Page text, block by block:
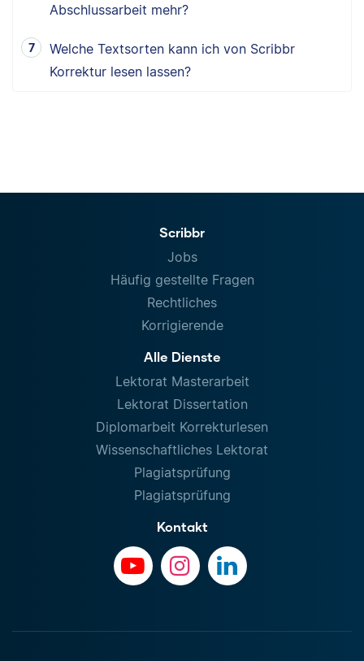
Abschlussarbeit mehr?
Welche Textsorten kann ich von Scribbr
Korrektur lesen lassen?
Scribbr
Jobs
Häufig gestellte Fragen
Rechtliches
Korrigierende
Alle Dienste
Lektorat Masterarbeit
Lektorat Dissertation
Diplomarbeit Korrekturlesen
Wissenschaftliches Lektorat
Plagiatsprüfung
Plagiatsprüfung
Kontakt